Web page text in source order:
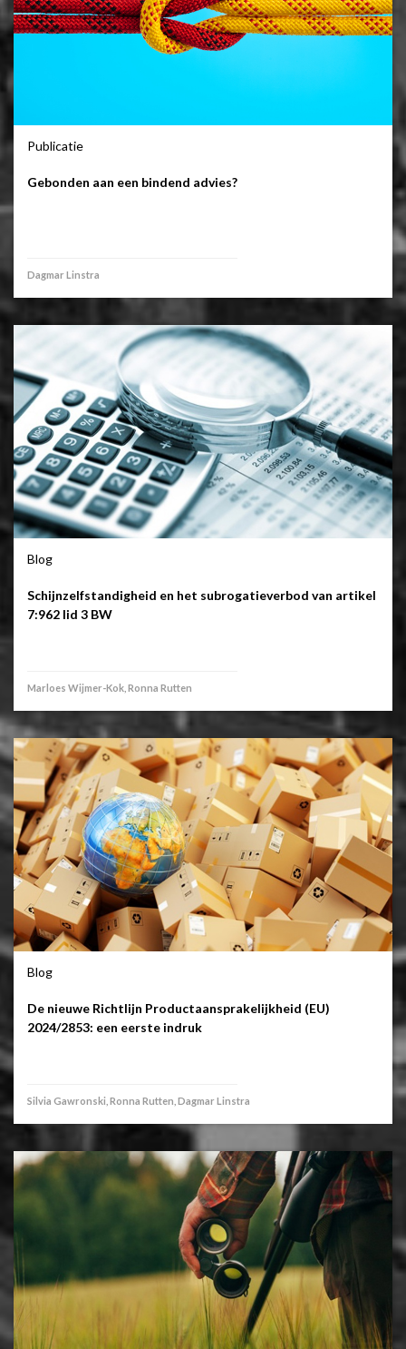
Publicatie
Gebonden aan een bindend advies?
Dagmar Linstra
Blog
Schijnzelfstandigheid en het subrogatieverbod van artikel
7:962 lid 3 BW
Marloes Wijmer-Kok, Ronna Rutten
Blog
De nieuwe Richtlijn Productaansprakelijkheid (EU)
2024/2853: een eerste indruk
Silvia Gawronski, Ronna Rutten, Dagmar Linstra